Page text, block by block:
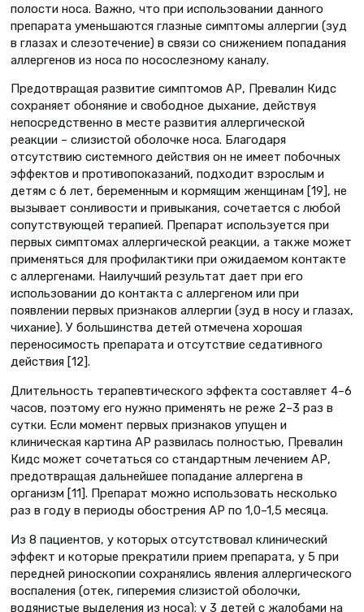
полости носа. Важно, что при использовании данного
препарата уменьшаются глазные симптомы аллергии (зуд
в глазах и слезотечение) в связи со снижением попадания
аллергенов из носа по носослезному каналу.
Предотвращая развитие симптомов АР, Превалин Кидс
сохраняет обоняние и свободное дыхание, действуя
непосредственно в месте развития аллергической
реакции – слизистой оболочке носа. Благодаря
отсутствию системного действия он не имеет побочных
эффектов и противопоказаний, подходит взрослым и
детям с 6 лет, беременным и кормящим женщинам [19], не
вызывает сонливости и привыкания, сочетается с любой
сопутствующей терапией. Препарат используется при
первых симптомах аллергической реакции, а также может
применяться для профилактики при ожидаемом контакте
с аллергенами. Наилучший результат дает при его
использовании до контакта с аллергеном или при
появлении первых признаков аллергии (зуд в носу и глазах,
чихание). У большинства детей отмечена хорошая
переносимость препарата и отсутствие седативного
действия [12].
Длительность терапевтического эффекта составляет 4–6
часов, поэтому его нужно применять не реже 2–3 раз в
сутки. Если момент первых признаков упущен и
клиническая картина АР развилась полностью, Превалин
Кидс может сочетаться со стандартным лечением АР,
предотвращая дальнейшее попадание аллергена в
организм [11]. Препарат можно использовать несколько
раз в году в периоды обострения АР по 1,0–1,5 месяца.
Из 8 пациентов, у которых отсутствовал клинический
эффект и которые прекратили прием препарата, у 5 при
передней риноскопии сохранялись явления аллергического
воспаления (отек, гиперемия слизистой оболочки,
водянистые выделения из носа); у 3 детей с жалобами на